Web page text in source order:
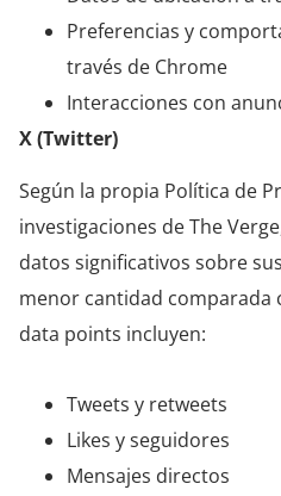
Preferencias y
través de Chrome
Interacciones con
X (Twitter)
Según la propia Política de
investigaciones de The
datos significativos sobre
menor cantidad comparada
data points incluyen:
Tweets y retweets
Likes y seguidores
Mensajes directos